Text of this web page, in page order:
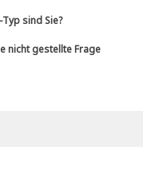
sind Sie?
nicht gestellte Frage